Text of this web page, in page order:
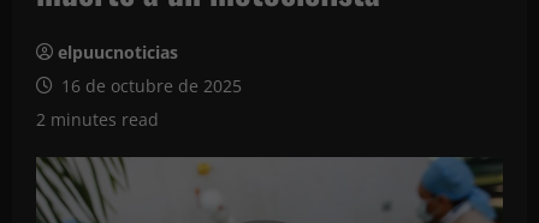
elpuucnoticias
16 de octubre de 2025
2 minutes read